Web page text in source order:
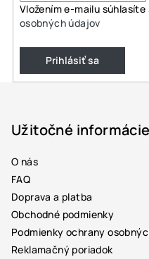
Vložením e-mailu súhlasíte
osobných údajov
Prihlásiť sa
Užitočné informácie
O nás
FAQ
Doprava a platba
Obchodné podmienky
Podmienky ochrany
Reklamačný poriadok